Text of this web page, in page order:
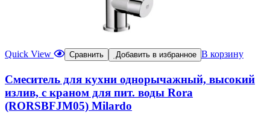
Quick View Сравнить Добавить в избранное В корзину
Смеситель для кухни однорычажный, высокий
излив, с краном для пит. воды Rora
(RORSBFJM05) Milardo